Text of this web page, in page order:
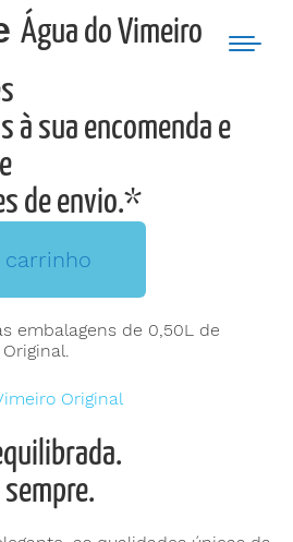
Água do Vimeiro
à sua encomenda e
de envio.*
carrinho
embalagens de 0,50L de